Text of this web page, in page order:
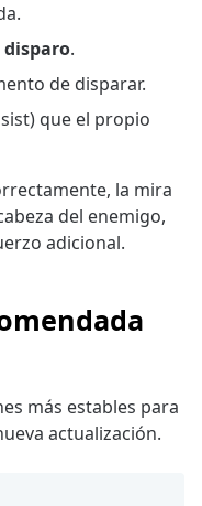
disparo.
de disparar.
que el propio
la mira
del enemigo,
adicional.
más estables para
actualización.